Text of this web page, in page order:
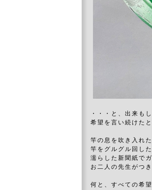
・・・と、出来も
希望を言い続けた
竿の息を吹き入れ
竿をグルグル回し
濡らした新聞紙で
お二人の先生がつ
何と、すべての希